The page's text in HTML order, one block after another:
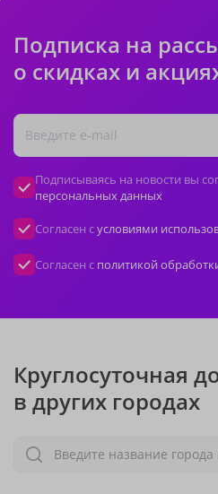
Подписка на
о скидках и
Подписываясь на новости вы
персональных данных
Согласен сусловиями
Согласен с политикой
Круглосуточная
в других городах
Введите название